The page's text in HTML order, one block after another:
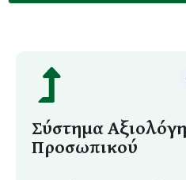
Σύστημα
Προσωπικού